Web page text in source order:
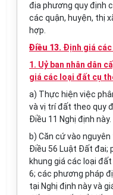
địa phương quy định
các quận, huyện, thị
hợp.
Điều 13. Định giá
1. Uỷ ban nhân dân
giá các loại đất cụ
a) Thực hiện việc
và vị trí đất theo quy
Điều 11 Nghị định này.
b) Căn cứ vào
Điều 56 Luật Đất đai;
khung giá các loại
6; các phương pháp
tại Nghị định này và